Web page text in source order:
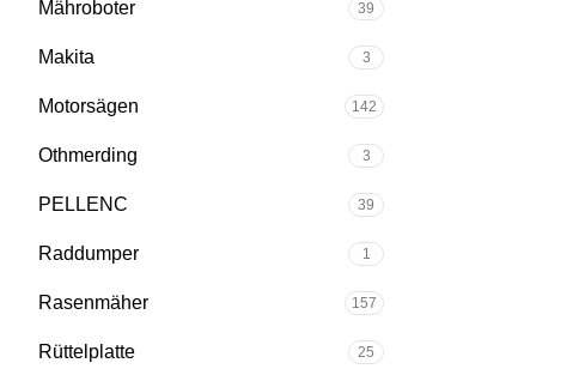
Mähroboter 39
Makita 3
Motorsägen 142
Othmerding 3
PELLENC 39
Raddumper 1
Rasenmäher 157
Rüttelplatte 25